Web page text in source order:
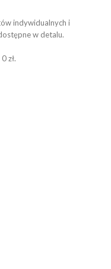
indywidualnych i
w detalu.
zł.